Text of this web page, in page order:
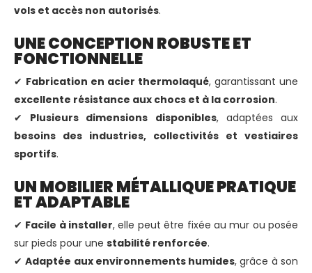
vols et accès non autorisés.
UNE CONCEPTION ROBUSTE ET
FONCTIONNELLE
✔ Fabrication en acier thermolaqué, garantissant une
excellente résistance aux chocs et à la corrosion.
✔ Plusieurs dimensions disponibles, adaptées aux
besoins des industries, collectivités et vestiaires
sportifs.
UN MOBILIER MÉTALLIQUE PRATIQUE
ET ADAPTABLE
✔ Facile à installer, elle peut être fixée au mur ou posée
sur pieds pour une stabilité renforcée.
✔Adaptée aux environnements humides, grâce à son